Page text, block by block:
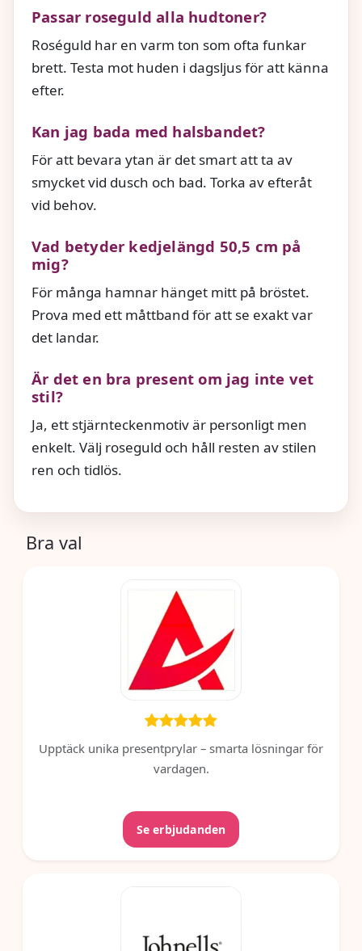
Passar roseguld alla hudtoner?
Roséguld har en varm ton som ofta funkar
brett. Testa mot huden i dagsljus för att känna
efter.
Kan jag bada med halsbandet?
För att bevara ytan är det smart att ta av
smycket vid dusch och bad. Torka av efteråt
vid behov.
Vad betyder kedjelängd 50,5 cm på
mig?
För många hamnar hänget mitt på bröstet.
Prova med ett måttband för att se exakt var
det landar.
Är det en bra present om jag inte vet
stil?
Ja, ett stjärnteckenmotiv är personligt men
enkelt. Välj roseguld och håll resten av stilen
ren och tidlös.
Bra val
Upptäck unika presentprylar – smarta lösningar för
vardagen.
Se erbjudanden